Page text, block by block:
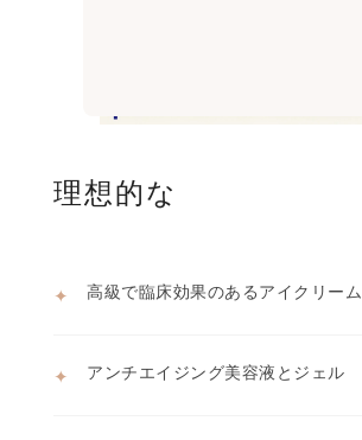
理想的な
✦ 高級で臨床効果のあるアイクリーム
✦ アンチエイジング美容液とジェル